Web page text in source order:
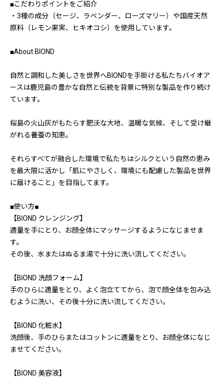
■こだわりポイントをご紹介
・3種の成分（セージ、ラベンダー、ローズマリー）や国産天然
原料（レモン果実、ヒキオコシ）を使用しています。
■About BIOND
自然と調和した美しさを世界へBIONDを手掛ける私たちバイオア
ースは鹿児島の豊かな自然と伝統を背景に特別な製品を作り続け
ています。
桜島の火山灰がもたらす肥沃な大地、温暖な気候、そして受け継
がれる養蚕の知恵。
それらすべてが融合した環境で私たちはシルクという自然の恵み
を最大限に活かし「肌にやさしく、環境にも配慮した製品を世界
に届けること」を目指してます。
■使い方■
【BIOND クレンジング】
適量を手にとり、お顔全体にマッサージするようになじませま
す。
その後、水またはぬるま湯で十分に洗い流してください。
【BIOND 洗顔フォーム】
手のひらに適量をとり、よく泡立ててから、泡で顔全体を包み込
むように洗い、その後十分に洗い流してください。
【BIOND 化粧水】
洗顔後、手のひらまたはコットンに適量をとり、お顔全体になじ
ませてください。
【BIOND 美容液】